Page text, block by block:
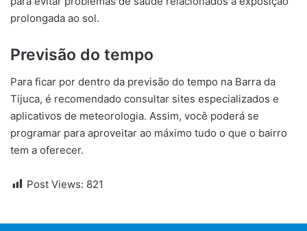
prolongada ao sol.
Previsão do tempo
Para ficar por dentro da previsão do tempo na Barra da
Tijuca, é recomendado consultar sites especializados e
aplicativos de meteorologia. Assim, você poderá se
programar para aproveitar ao máximo tudo o que o bairro
tem a oferecer.
Post Views: 821